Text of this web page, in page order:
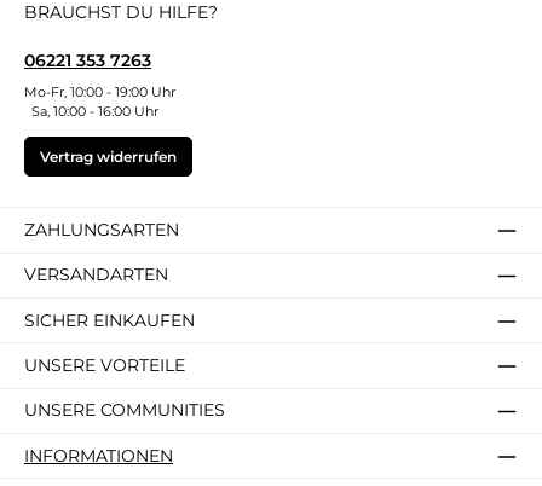
BRAUCHST DU HILFE?
06221 353 7263
Mo-Fr, 10:00 - 19:00 Uhr
Sa, 10:00 - 16:00 Uhr
Vertrag widerrufen
ZAHLUNGSARTEN
VERSANDARTEN
SICHER EINKAUFEN
UNSERE VORTEILE
UNSERE COMMUNITIES
INFORMATIONEN